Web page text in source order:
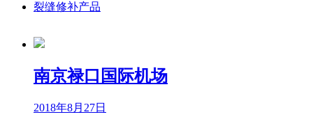
裂缝修补产品
南京禄口国际机场
2018年8月27日